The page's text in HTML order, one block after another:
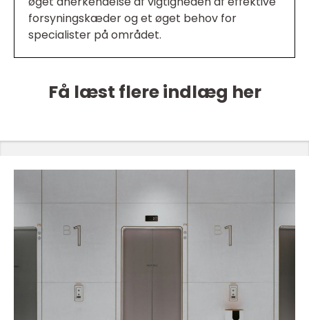
forsyningskæder og et øget behov for
specialister på området.
Få læst flere indlæg her